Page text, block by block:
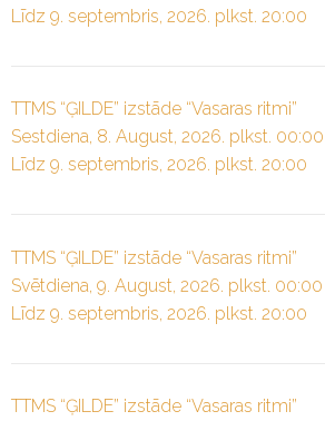
Līdz 9. septembris, 2026. plkst. 20:00
TTMS “ĢILDE” izstāde “Vasaras ritmi”
Sestdiena, 8. August, 2026. plkst. 00:00
Līdz 9. septembris, 2026. plkst. 20:00
TTMS “ĢILDE” izstāde “Vasaras ritmi”
Svētdiena, 9. August, 2026. plkst. 00:00
Līdz 9. septembris, 2026. plkst. 20:00
TTMS “ĢILDE” izstāde “Vasaras ritmi”